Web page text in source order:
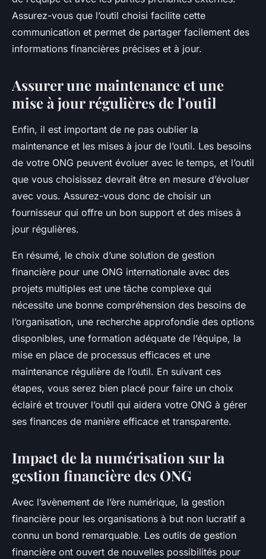
Assurez-vous que l’outil choisi facilite cette
communication et permet de partager facilement des
informations financières précises et à jour.
Assurer une maintenance et une
mise à jour régulières de l’outil
Enfin, il est important de ne pas oublier la
maintenance et les mises à jour de l’outil. Les besoins
de votre ONG peuvent évoluer avec le temps, et l’outil
que vous choisissez devrait être en mesure d’évoluer
avec vous. Assurez-vous donc de choisir un
fournisseur qui offre un bon support et des mises à
jour régulières.
En résumé, le choix d’une solution de gestion
financière pour une ONG internationale avec des
projets multiples est une tâche complexe qui
nécessite une bonne compréhension des besoins de
l’organisation, une recherche approfondie des options
disponibles, une formation adéquate de l’équipe, la
mise en place de processus efficaces et une
maintenance régulière de l’outil. En suivant ces
étapes, vous serez bien placé pour faire un choix
éclairé et trouver l’outil qui aidera votre ONG à gérer
ses finances de manière efficace et transparente.
Impact de la numérisation sur la
gestion financière des ONG
Avec l’avènement de l’ère numérique, la gestion
financière pour les organisations à but non lucratif a
connu un bond remarquable. Les outils de gestion
financière ont ouvert de nouvelles possibilités pour